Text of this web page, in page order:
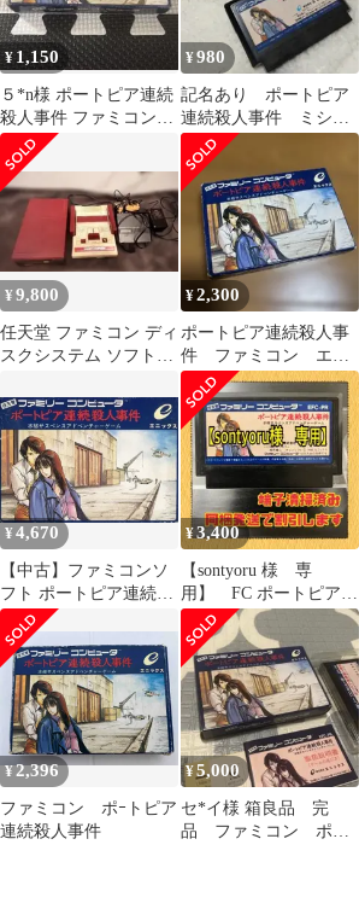
¥ 1,150
５*n様 ポートピア連続
殺人事件 ファミコンソ
フト
¥980
記名あり ポートピア
連続殺人事件 ミシシ
ッピー殺人事件 ファ
ミコン
¥9,800
任天堂 ファミコン ディ
スクシステム ソフト及
ャンク品
¥2,300
ポートピア連続殺人事
件 ファミコン エニ
ックス 動作確認済
¥4,670
【中古】ファミコンソ
フト ポートピア連続殺
人事件
¥3,400
【sontyoru 様 専
用】 FC ポートピア連
続殺人事件 他 合計6
本
¥2,396
ファミコン ポｰトピア
連続殺人事件
¥5,000
セ*イ様 箱良品 完
品 ファミコン ポー